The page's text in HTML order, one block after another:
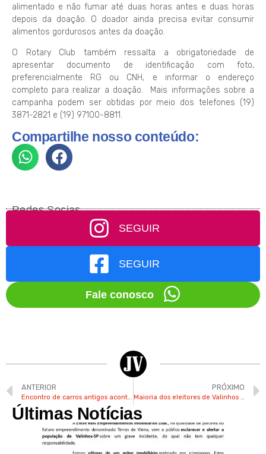
alimentado e não fumar até duas horas antes e duas horas
depois da doação. O doador ainda precisa evitar consumir
alimentos gordurosos antes da doação.
O Rotary Club também ressalta a obrigatoriedade de
apresentar documento de identificação com foto,
preferencialmente RG ou CNH, e informar o endereço
completo para realizar a doação. Mais informações sobre a
campanha podem ser obtidas por meio dos telefones (19)
3871-2821 e (19) 97100-8811.
Compartilhe nosso conteúdo:
Redes Socias
SEGUIR
SEGUIR
Fale conosco
ANTERIOR PRÓXIMO
Últimas Notícias